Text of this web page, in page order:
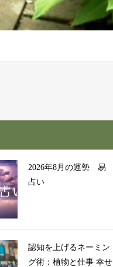
2026年8月の運勢 易
占い
認知を上げるネーミン
グ術：植物と仕事 幸せ